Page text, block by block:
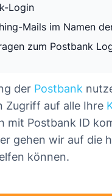
Login
Mails im Namen
zum Postbank
der Postbank
Zugriff auf alle Ihre
mit Postbank ID
gehen wir auf die
können.